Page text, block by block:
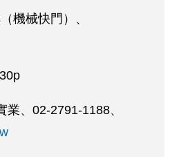
機械快門）、
、02-2791-1188、